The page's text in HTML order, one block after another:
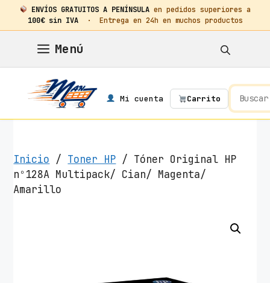
ENVÍOS GRATUITOS A PENÍNSULA en pedidos superiores a
100€ sin IVA· Entrega en 24h en muchos productos
contenido
Menú
Mi cuenta Carrito
Inicio / Toner HP / Tóner Original HP
nº128A Multipack/ Cian/ Magenta/
Amarillo